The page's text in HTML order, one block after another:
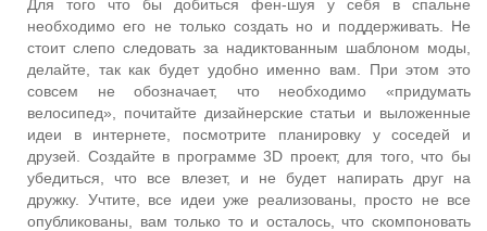
Для того что бы добиться фен-шуя у себя в спальне
необходимо его не только создать но и поддерживать. Не
стоит слепо следовать за надиктованным шаблоном моды,
делайте, так как будет удобно именно вам. При этом это
совсем не обозначает, что необходимо «придумать
велосипед», почитайте дизайнерские статьи и выложенные
идеи в интернете, посмотрите планировку у соседей и
друзей. Создайте в программе 3D проект, для того, что бы
убедиться, что все влезет, и не будет напирать друг на
дружку. Учтите, все идеи уже реализованы, просто не все
опубликованы, вам только то и осталось, что скомпоновать